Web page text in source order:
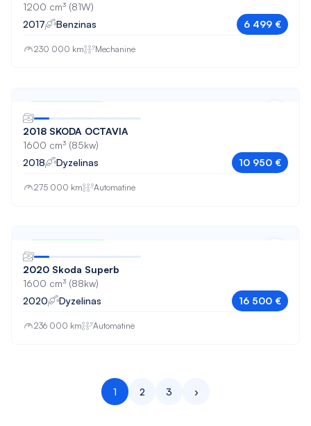
1200 cm³ (81W)
2017
Benzinas 6 499 €
230 000 km Mechaninė
2018 SKODA OCTAVIA
1600 cm³ (85kw)
2018
Dyzelinas 10 950 €
275 000 km Automatinė
2020 Skoda Superb
1600 cm³ (88kw)
2020
Dyzelinas 16 500 €
236 000 km Automatinė
1 2 3 ›